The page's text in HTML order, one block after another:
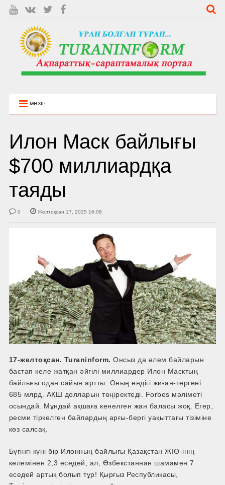
МӘЗІР
Илон Маск байлығы
$700 миллиардқа
таяды
0 Желтоқсан 17, 2025 16:08
17-желтоқсан. Turaninform. Онсыз да әлем байларын
бастап келе жатқан әйгілі миллиардер Илон Масктың
байлығы одан сайын артты. Оның ендігі жиған-тергені
685 млрд. АҚШ долларын төңіректеді. Forbes мәліметі
осындай. Мұндай ақшаға кенелген жан баласы жоқ. Егер,
ресми тіркелген байлардың арғы-бергі уақыттағы тізіміне
көз салсақ.
Бүгінгі күні бір Илонның байлығы Қазақстан ЖІӨ-інің
көлемінен 2,3 еседей, ал, Өзбекстаннан шамамен 7
еседей артық болып тұр! Қырғыз Республикасы,